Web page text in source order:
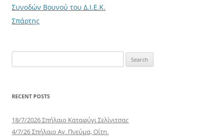
Συνοδών Βουνού του Δ.Ι.Ε.Κ.
Σπάρτης
for:
RECENT POSTS
18/7/2026 Σπήλαιο Καταφύγι Σελίνιτσας
4/7/26 Σπήλαιο Αγ. Πνεύμα, Οίτη.